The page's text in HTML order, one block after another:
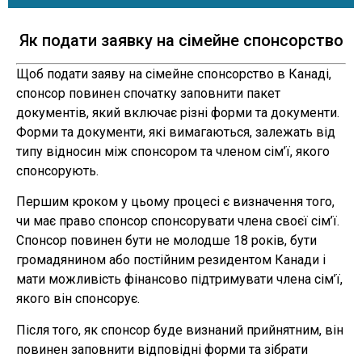
Як подати заявку на сімейне спонсорство
Щоб подати заяву на сімейне спонсорство в Канаді,
спонсор повинен спочатку заповнити пакет
документів, який включає різні форми та документи.
Форми та документи, які вимагаються, залежать від
типу відносин між спонсором та членом сім’ї, якого
спонсорують.
Першим кроком у цьому процесі є визначення того,
чи має право спонсор спонсорувати члена своєї сім’ї.
Спонсор повинен бути не молодше 18 років, бути
громадянином або постійним резидентом Канади і
мати можливість фінансово підтримувати члена сім’ї,
якого він спонсорує.
Після того, як спонсор буде визнаний прийнятним, він
повинен заповнити відповідні форми та зібрати